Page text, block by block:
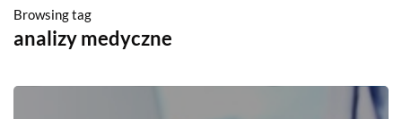
Browsing tag
analizy medyczne